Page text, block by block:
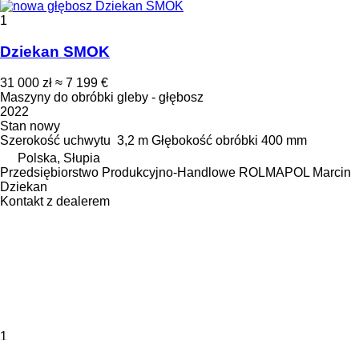
1
Dziekan SMOK
31 000 zł ≈ 7 199 €
Maszyny do obróbki gleby - głębosz
2022
Stan nowy
Szerokość uchwytu 3,2 m Głębokość obróbki 400 mm
Polska, Słupia
Przedsiębiorstwo Produkcyjno-Handlowe ROLMAPOL Marcin
Dziekan
Kontakt z dealerem
1